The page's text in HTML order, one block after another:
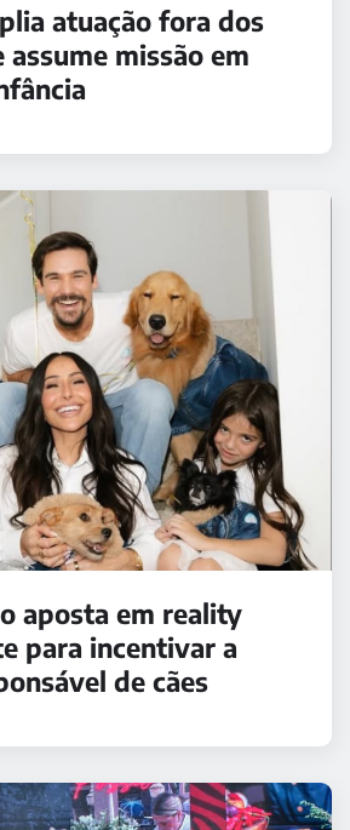
atuação fora dos
assume missão em
aposta em reality
para incentivar a
de cães